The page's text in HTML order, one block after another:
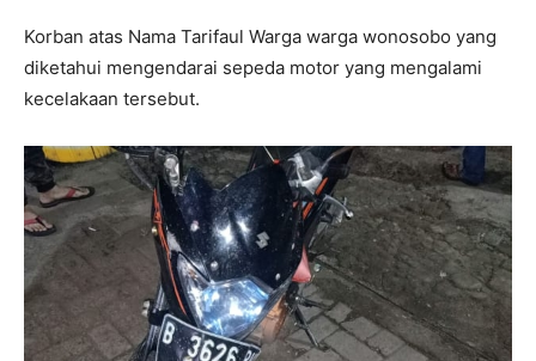
Korban atas Nama Tarifaul Warga warga wonosobo yang
diketahui mengendarai sepeda motor yang mengalami
kecelakaan tersebut.